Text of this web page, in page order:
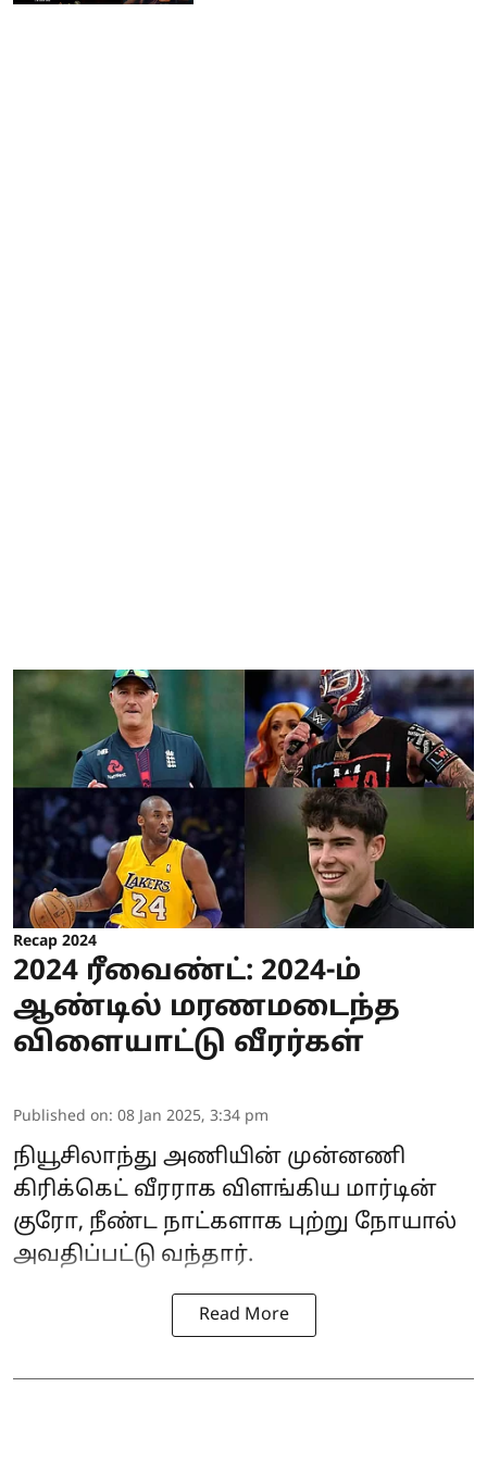
Recap 2024
2024 ரீவைண்ட்: 2024-ம்
ஆண்டில் மரணமடைந்த
விளையாட்டு வீரர்கள்
Published on: 08 Jan 2025, 3:34 pm
நியூசிலாந்து அணியின் முன்னணி
கிரிக்கெட் வீரராக விளங்கிய மார்டின்
குரோ, நீண்ட நாட்களாக புற்று நோயால்
அவதிப்பட்டு வந்தார்.
Read More